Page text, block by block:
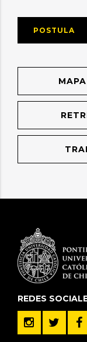
POSTULA
REDES